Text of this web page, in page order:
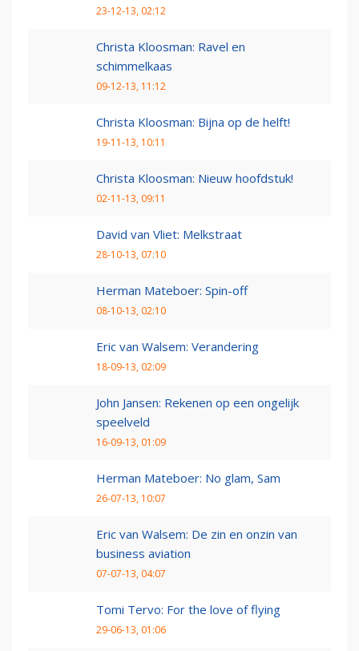
23-12-13, 02:12
Christa Kloosman: Ravel en
schimmelkaas
09-12-13, 11:12
Christa Kloosman: Bijna op de helft!
19-11-13, 10:11
Christa Kloosman: Nieuw hoofdstuk!
02-11-13, 09:11
David van Vliet: Melkstraat
28-10-13, 07:10
Herman Mateboer: Spin-off
08-10-13, 02:10
Eric van Walsem: Verandering
18-09-13, 02:09
John Jansen: Rekenen op een ongelijk
speelveld
16-09-13, 01:09
Herman Mateboer: No glam, Sam
26-07-13, 10:07
Eric van Walsem: De zin en onzin van
business aviation
07-07-13, 04:07
Tomi Tervo: For the love of flying
29-06-13, 01:06